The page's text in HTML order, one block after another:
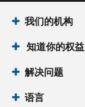
我们的机构
知道你的权益
解决问题
语言